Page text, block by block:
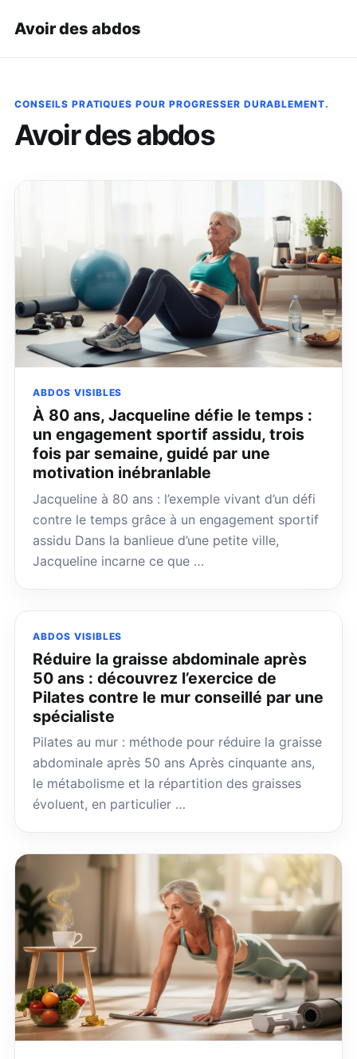
Avoir des abdos
CONSEILS PRATIQUES POUR PROGRESSER DURABLEMENT.
Avoir des abdos
ABDOS VISIBLES
À 80 ans, Jacqueline défie le temps :
un engagement sportif assidu, trois
fois par semaine, guidé par une
motivation inébranlable
Jacqueline à 80 ans : l’exemple vivant d’un défi
contre le temps grâce à un engagement sportif
assidu Dans la banlieue d’une petite ville,
Jacqueline incarne ce que …
ABDOS VISIBLES
Réduire la graisse abdominale après
50 ans : découvrez l’exercice de
Pilates contre le mur conseillé par une
spécialiste
Pilates au mur : méthode pour réduire la graisse
abdominale après 50 ans Après cinquante ans,
le métabolisme et la répartition des graisses
évoluent, en particulier …